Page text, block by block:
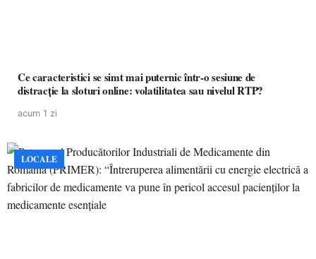
Ce caracteristici se simt mai puternic într-o sesiune de
distracție la sloturi online: volatilitatea sau nivelul RTP?
acum 1 zi
LOCALE